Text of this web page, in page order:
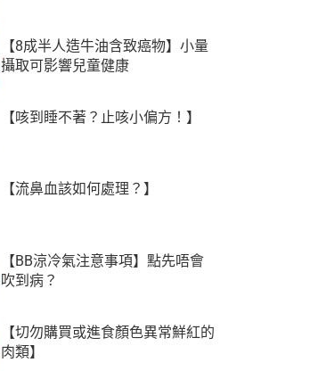
【8成半人造牛油含致癌物】小量
攝取可影響兒童健康
【咳到睡不著？止咳小偏方！】
【流鼻血該如何處理？】
【BB涼冷氣注意事項】點先唔會
吹到病？
【切勿購買或進食顏色異常鮮紅的
肉類】